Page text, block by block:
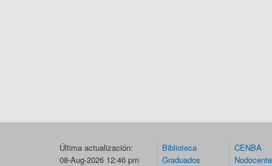
Última actualización:
08-Aug-2026 12:46 pm
Biblioteca
Graduados
CENBA